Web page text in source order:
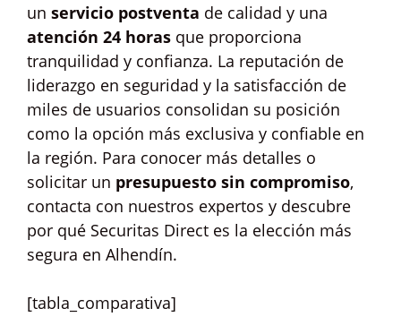
un servicio postventa de calidad y una
atención 24 horas que proporciona
tranquilidad y confianza. La reputación de
liderazgo en seguridad y la satisfacción de
miles de usuarios consolidan su posición
como la opción más exclusiva y confiable en
la región. Para conocer más detalles o
solicitar un presupuesto sin compromiso,
contacta con nuestros expertos y descubre
por qué Securitas Direct es la elección más
segura en Alhendín.
[tabla_comparativa]